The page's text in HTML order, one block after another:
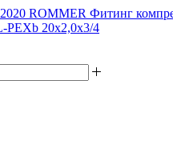
ROMMER Фитинг
PEXb 20х2,0х3/4